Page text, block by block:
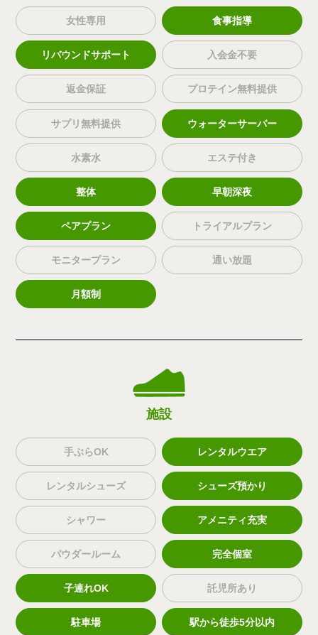
女性専用 食事指導
リバウンドサポート 入会金不要
返金保証 プロテイン無料提供
サプリ無料提供 ウォーターサーバー
水素水 エステ付き
整体 早朝深夜
ペアプラン トライアルプラン
モニタープラン 通い放題
月額制
施設
手ぶらOK レンタルウエア
レンタルシューズ シューズ預かり
シャワー アメニティ充実
パウダールーム 完全個室
子連れOK 託児所あり
駐車場 駅から徒歩5分以内